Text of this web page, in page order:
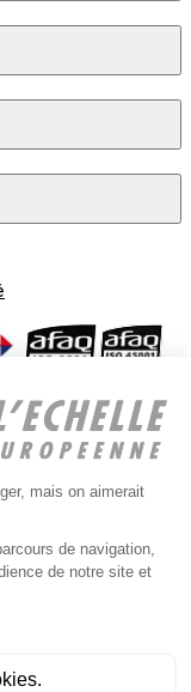
de vente
personnelles